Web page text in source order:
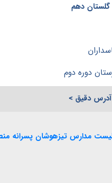
گلستان دهم
دوره دوم
آدرس دقیق >
مدارس تیزهوشان پسرانه منطقه ۳